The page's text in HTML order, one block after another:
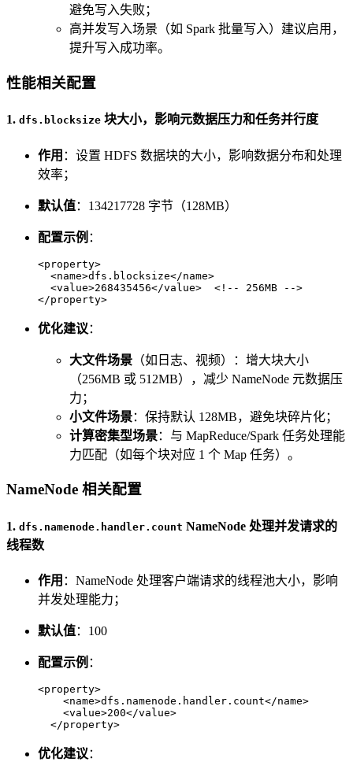
避免写入失败；
高并发写入场景（如 Spark 批量写入）建议启用，
提升写入成功率。
性能相关配置
1. dfs.blocksize 块大小，影响元数据压力和任务并行度
作用 ：设置 HDFS 数据块的大小，影响数据分布和处理
效率；
默认值：134217728 字节（128MB）
配置示例 ：
<property>
<name>dfs.blocksize</name>
<value>268435456</value>
<!-- 256MB -->
</property>
优化建议 ：
大文件场景 （如日志、视频）：增大块大小
（256MB 或 512MB），减少 NameNode 元数据压
力；
小文件场景：保持默认 128MB，避免块碎片化；
计算密集型场景：与 MapReduce/Spark 任务处理能
力匹配（如每个块对应 1 个 Map 任务）。
NameNode 相关配置
1. dfs.namenode.handler.count NameNode 处理并发请求的
线程数
作用 ：NameNode 处理客户端请求的线程池大小，影响
并发处理能力；
默认值：100
配置示例 ：
<property>
<name>dfs.namenode.handler.count</name>
<value>200</value>
</property>
优化建议 ：